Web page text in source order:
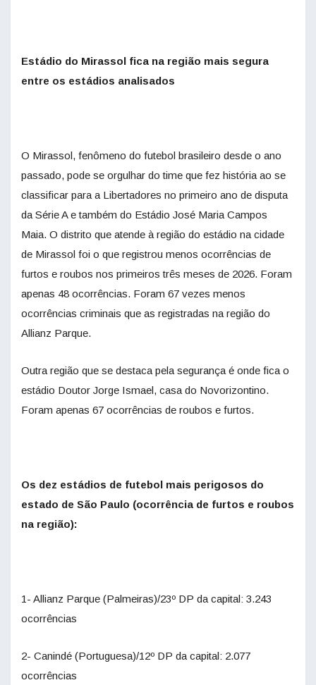
Estádio do Mirassol fica na região mais segura
entre os estádios analisados
O Mirassol, fenômeno do futebol brasileiro desde o ano
passado, pode se orgulhar do time que fez história ao se
classificar para a Libertadores no primeiro ano de disputa
da Série A e também do Estádio José Maria Campos
Maia. O distrito que atende à região do estádio na cidade
de Mirassol foi o que registrou menos ocorrências de
furtos e roubos nos primeiros três meses de 2026. Foram
apenas 48 ocorrências. Foram 67 vezes menos
ocorrências criminais que as registradas na região do
Allianz Parque.
Outra região que se destaca pela segurança é onde fica o
estádio Doutor Jorge Ismael, casa do Novorizontino.
Foram apenas 67 ocorrências de roubos e furtos.
Os dez estádios de futebol mais perigosos do
estado de São Paulo (ocorrência de furtos e roubos
na região):
1- Allianz Parque (Palmeiras)/23º DP da capital: 3.243
ocorrências
2- Canindé (Portuguesa)/12º DP da capital: 2.077
ocorrências